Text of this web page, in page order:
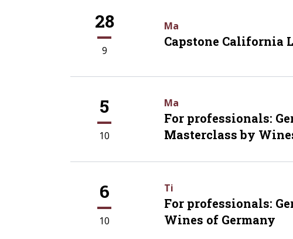
28
9
Ma
Capstone California
5
10
Ma
For professionals:
Masterclass by
6
10
Ti
For professionals:
Wines of Germany